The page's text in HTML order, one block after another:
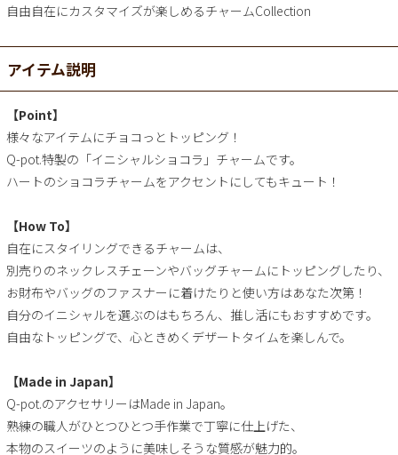
自由自在にカスタマイズが楽しめるチャームCollection
アイテム説明
【Point】
様々なアイテムにチョコっとトッピング！
Q-pot.特製の「イニシャルショコラ」チャームです。
ハートのショコラチャームをアクセントにしてもキュート！
【How To】
自在にスタイリングできるチャームは、
別売りのネックレスチェーンやバッグチャームにトッピングしたり、
お財布やバッグのファスナーに着けたりと使い方はあなた次第！
自分のイニシャルを選ぶのはもちろん、推し活にもおすすめです。
自由なトッピングで、心ときめくデザートタイムを楽しんで。
【Made in Japan】
Q-pot.のアクセサリーはMade in Japan。
熟練の職人がひとつひとつ手作業で丁寧に仕上げた、
本物のスイーツのように美味しそうな質感が魅力的。